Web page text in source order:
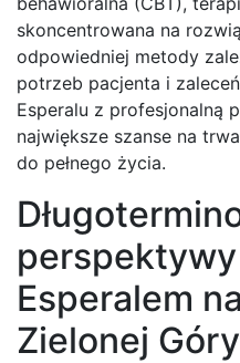
skoncentrowana na
odpowiedniej metody
potrzeb pacjenta i
Esperalu z profesjonalną
największe szanse na
do pełnego życia.
Esperalem
Zielonej Góry